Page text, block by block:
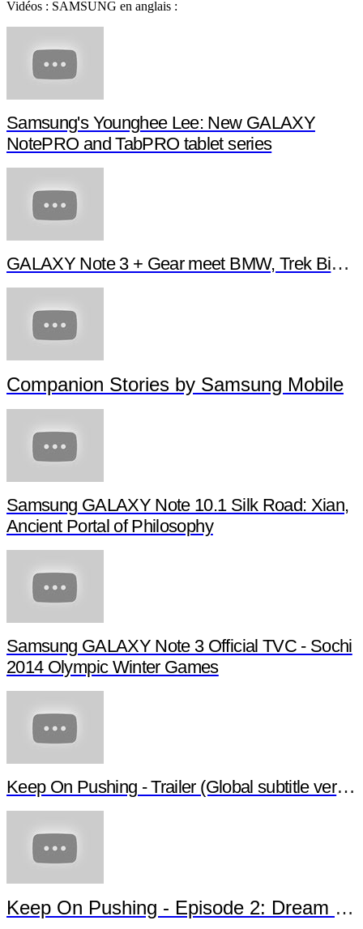
Vidéos : SAMSUNG en anglais :
Samsung's Younghee Lee: New GALAXY
NotePRO and TabPRO tablet series
GALAXY Note 3 + Gear meet BMW, Trek Bikes
Companion Stories by Samsung Mobile
Samsung GALAXY Note 10.1 Silk Road: Xian,
Ancient Portal of Philosophy
Samsung GALAXY Note 3 Official TVC - Sochi
2014 Olympic Winter Games
Keep On Pushing - Trailer (Global subtitle
Keep On Pushing - Episode 2: Dream of